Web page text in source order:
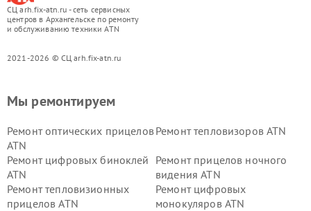
СЦ arh.fix-atn.ru - сеть сервисных
центров в Архангельске по ремонту
и обслуживанию техники ATN
2021-2026 © СЦ arh.fix-atn.ru
Мы ремонтируем
Ремонт оптических прицелов
ATN
Ремонт тепловизоров ATN
Ремонт цифровых биноклей
ATN
Ремонт прицелов ночного
видения ATN
Ремонт тепловизионных
прицелов ATN
Ремонт цифровых
монокуляров ATN